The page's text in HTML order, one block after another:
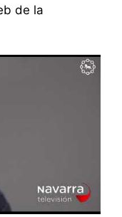
de la